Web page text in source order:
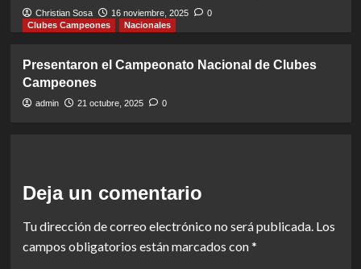
Christian Sosa 16 noviembre, 2025
0
Clubes Campeones
Nacionales
Presentaron el Campeonato Nacional de Clubes
Campeones
admin 21 octubre, 2025 0
Deja un comentario
Tu dirección de correo electrónico no será publicada. Los
campos obligatorios están marcados con*